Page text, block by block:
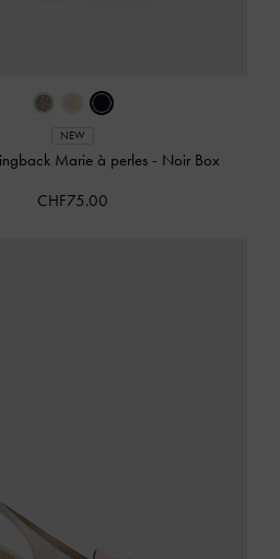
NEW
Marie à perles - Noir Box
CHF75.00